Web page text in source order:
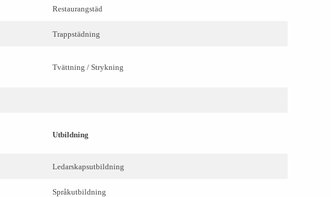
Restaurangstäd
Trappstädning
Tvättning / Strykning
Utbildning
Ledarskapsutbildning
Språkutbildning